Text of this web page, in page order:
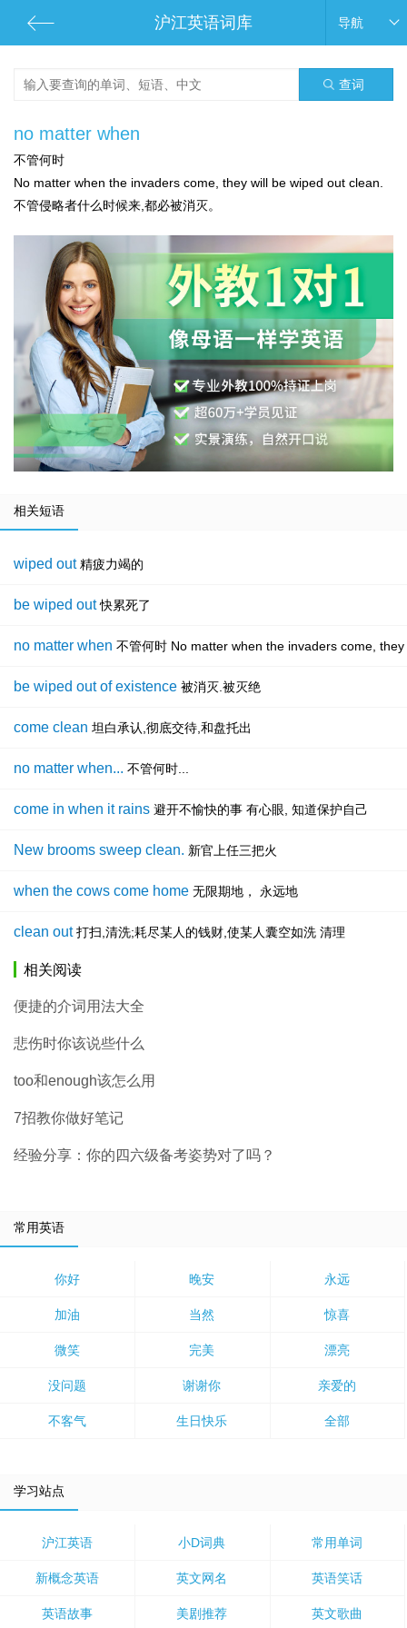
沪江英语词库 导航
查词
no matter when
不管何时
No matter when the invaders come, they will be wiped out clean.
不管侵略者什么时候来,都必被消灭。
相关短语
wiped out 精疲力竭的
be wiped out 快累死了
no matter when 不管何时 No matter when the invaders come,
be wiped out of existence 被消灭.被灭绝
come clean 坦白承认,彻底交待,和盘托出
no matter when... 不管何时...
come in when it rains 避开不愉快的事 有心眼, 知道保护自己
New brooms sweep clean. 新官上任三把火
when the cows come home 无限期地， 永远地
clean out 打扫,清洗;耗尽某人的钱财,使某人囊空如洗 清理
相关阅读
便捷的介词用法大全
悲伤时你该说些什么
too和enough该怎么用
7招教你做好笔记
经验分享：你的四六级备考姿势对了吗？
常用英语
你好 晚安 永远
加油 当然 惊喜
微笑 完美 漂亮
没问题 谢谢你 亲爱的
不客气 生日快乐 全部
学习站点
沪江英语 小D词典 常用单词
新概念英语 英文网名 英语笑话
英语故事 美剧推荐 英文歌曲